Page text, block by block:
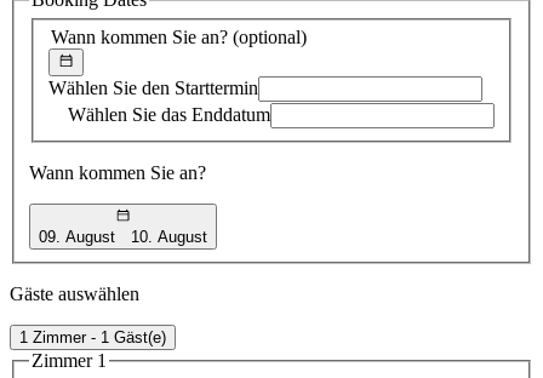
Wann kommen Sie an? (optional)
Wählen Sie den Starttermin
Wählen Sie das Enddatum
Wann kommen Sie an?
09. August 10. August
Gäste auswählen
1 Zimmer - 1 Gäst(e)
Zimmer 1